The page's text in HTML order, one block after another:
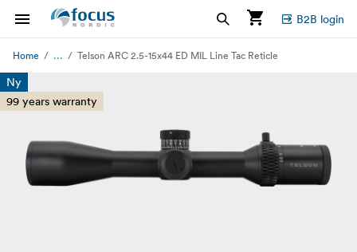
B2B login
Home ... Telson ARC 2.5-15x44 ED MIL Line Tac Reticle
Ny
99 years warranty